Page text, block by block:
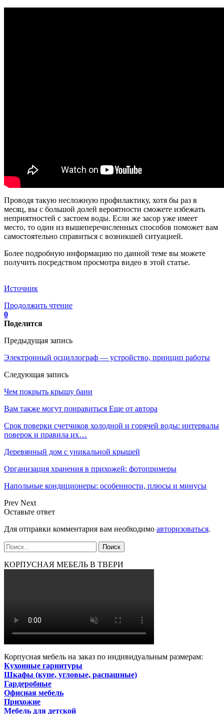
Проводя такую несложную профилактику, хотя бы раз в
месяц, вы с большой долей вероятности сможете избежать
неприятностей с застоем воды. Если же засор уже имеет
место, то один из вышеперечисленных способов поможет вам
самостоятельно справиться с возникшей ситуацией.
Более подробную информацию по данной теме вы можете
получить посредством просмотра видео в этой статье.
Источник
Продолжить чтение
0
Поделится
Предыдущая запись
Электронный осциллограф — устройство, принцип работы
Следующая запись
Чем покрыть крышу бани
Вам также могут понравиться Еще от автора
Срок поверки счетчиков холодной и горячей воды: интервалы
поверок и правила их…
Деревянный дом с уникальной крышей
Организация хранения в прихожей: фотопримеры
Напольные кондиционеры: особенности, плюсы и минусы
Prev Next
Оставьте ответ
Для отправки комментария вам необходимо авторизоваться.
КОРПУСНАЯ МЕБЕЛЬ В ТВЕРИ
Корпусная мебель на заказ по индивидуальным размерам:
Кухонные гарнитуры
Шкафы (купе, угловые, распашные)
Гардеробные
Офисная мебель
Прихожие
Мебель для детской